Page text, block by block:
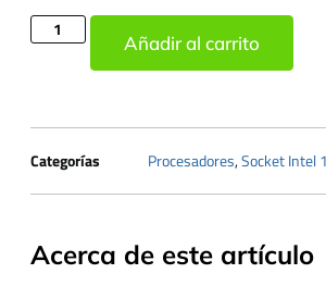
Añadir al carrito
Categorías Procesadores,Socket Intel
Acerca de este artículo